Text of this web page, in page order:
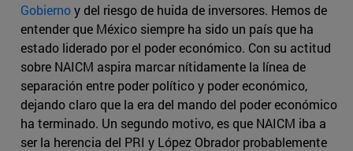
Gobiernoy del riesgo de huida de inversores. Hemos de
entender que México siempre ha sido un país que ha
estado liderado por el poder económico. Con su actitud
sobre NAICM aspira marcar nítidamente la línea de
separación entre poder político y poder económico,
dejando claro que la era del mando del poder económico
ha terminado. Un segundo motivo, es que NAICM iba a
ser la herencia del PRI y López Obrador probablemente